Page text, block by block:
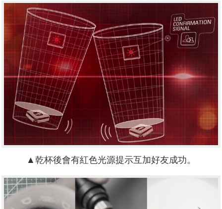
▲乾杯後會有紅色光源提示互加好友成功。